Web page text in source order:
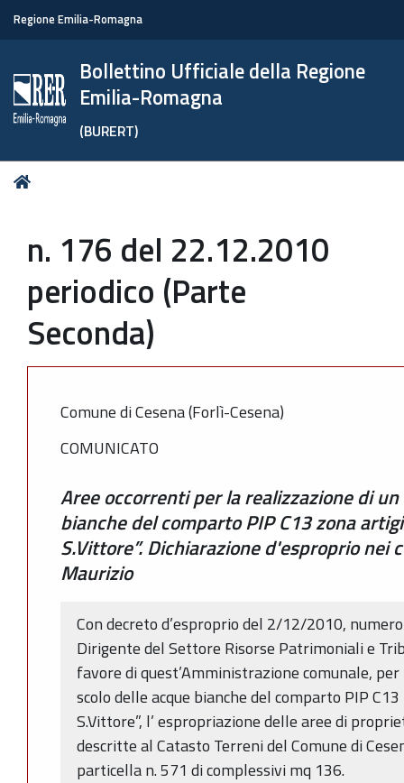
Regione Emilia-Romagna
Bollettino Ufficiale della Regione
Emilia-Romagna
(BURERT)
Tu
n. 176 del 22.12.2010
periodico (Parte
Seconda)
Comune di Cesena (Forlì-Cesena)
COMUNICATO
Aree occorrenti per la realizzazione di un
bianche del comparto PIP C13 zona
S.Vittore”. Dichiarazione d'esproprio nei
Maurizio
Con decreto d’esproprio del 2/12/2010,
Dirigente del Settore Risorse Patrimoniali e
favore di quest’Amministrazione comunale,
scolo delle acque bianche del comparto PIP
S.Vittore”, l’ espropriazione delle aree di
descritte al Catasto Terreni del Comune di
particella n. 571 di complessivi mq 136.